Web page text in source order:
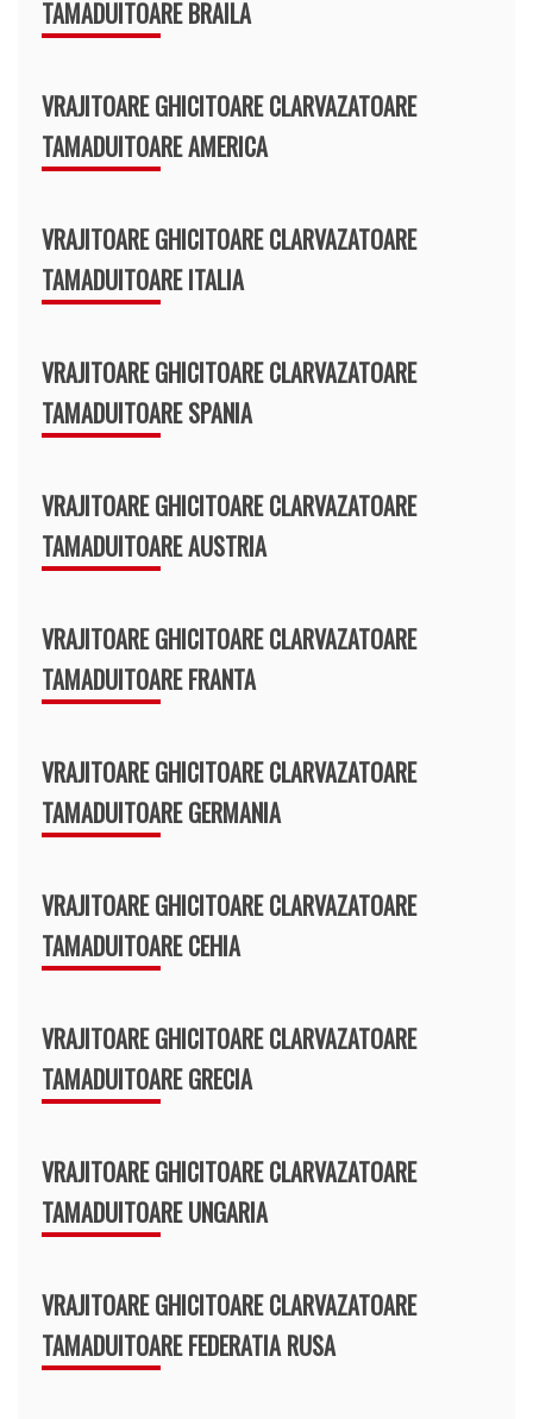
TAMADUITOARE BRAILA
VRAJITOARE GHICITOARE CLARVAZATOARE
TAMADUITOARE AMERICA
VRAJITOARE GHICITOARE CLARVAZATOARE
TAMADUITOARE ITALIA
VRAJITOARE GHICITOARE CLARVAZATOARE
TAMADUITOARE SPANIA
VRAJITOARE GHICITOARE CLARVAZATOARE
TAMADUITOARE AUSTRIA
VRAJITOARE GHICITOARE CLARVAZATOARE
TAMADUITOARE FRANTA
VRAJITOARE GHICITOARE CLARVAZATOARE
TAMADUITOARE GERMANIA
VRAJITOARE GHICITOARE CLARVAZATOARE
TAMADUITOARE CEHIA
VRAJITOARE GHICITOARE CLARVAZATOARE
TAMADUITOARE GRECIA
VRAJITOARE GHICITOARE CLARVAZATOARE
TAMADUITOARE UNGARIA
VRAJITOARE GHICITOARE CLARVAZATOARE
TAMADUITOARE FEDERATIA RUSA